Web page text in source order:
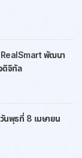
RealSmart พัฒนา
ดิจิทัล
นพุธที่ 8 เมษายน